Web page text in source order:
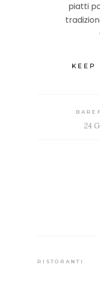
piatti
KEEP
24
RISTORANTI